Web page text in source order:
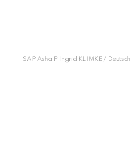
SAP Asha P Ingrid KLIMKE /